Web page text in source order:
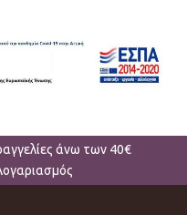
άνω των 40€